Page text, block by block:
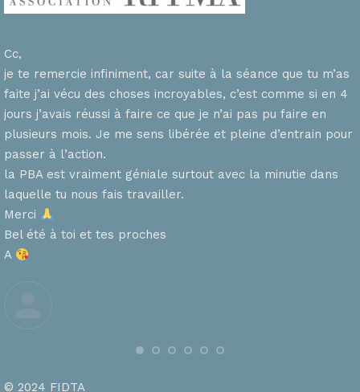
Cc,
je te remercie infiniment, car suite à la séance que tu m’as
faite j’ai vécu des choses incroyables, c’est comme si en 4
jours j’avais réussi à faire ce que je n’ai pas pu faire en
plusieurs mois. Je me sens libérée et pleine d’entrain pour
passer à l’action.
la PBA est vraiment géniale surtout avec la minutie dans
laquelle tu nous fais travailler.
Merci
Bel été à toi et tes proches
A
© 2024 FIDTA